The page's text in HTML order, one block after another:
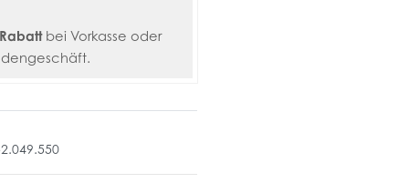
bei Vorkasse oder